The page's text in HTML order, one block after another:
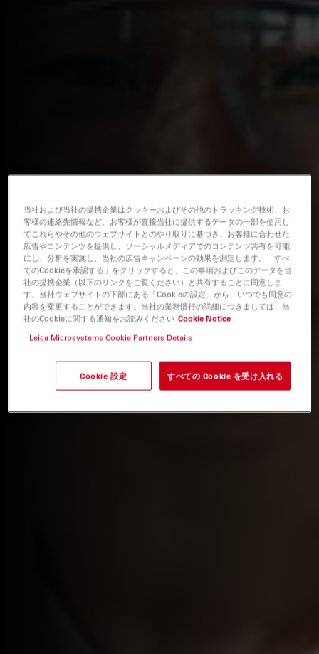
当社および当社の提携企業はクッキーおよびその他のトラッキング技術、お
客様の連絡先情報など、お客様が直接当社に提供するデータの一部を使用し
てこれらやその他のウェブサイトとのやり取りに基づき、お客様に合わせた
広告やコンテンツを提供し、ソーシャルメディアでのコンテンツ共有を可能
にし、分析を実施し、当社の広告キャンペーンの効果を測定します。「すべ
てのCookieを承認する」をクリックすると、この事項およびこのデータを当
社の提携企業（以下のリンクをご覧ください）と共有することに同意しま
す。当社ウェブサイトの下部にある「Cookieの設定」から、いつでも同意の
内容を変更することができます。当社の業務慣行の詳細につきましては、当
社のCookieに関する通知をお読みください Cookie Notice
Leica Microsystems Cookie Partners Details
Cookie 設定 すべての Cookie を受け入れる